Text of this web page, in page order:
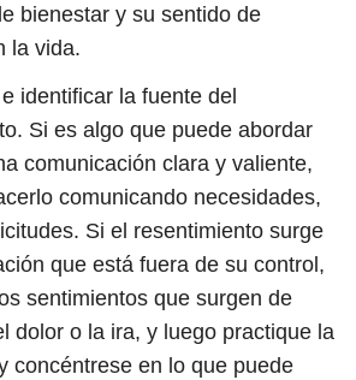
bienestar y su sentido de
la vida.
identificar la fuente del
Si es algo que puede abordar
comunicación clara y valiente,
comunicando necesidades,
Si el resentimiento surge
que está fuera de su control,
sentimientos que surgen de
dolor o la ira, y luego practique la
concéntrese en lo que puede